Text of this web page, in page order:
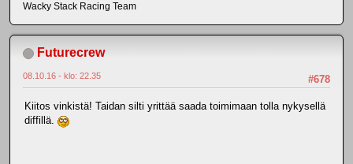
Wacky Stack Racing Team
Futurecrew
#678
08.10.16 - klo: 22.35
Kiitos vinkistä! Taidan silti yrittää saada toimimaan tolla nykysellä
diffillä.